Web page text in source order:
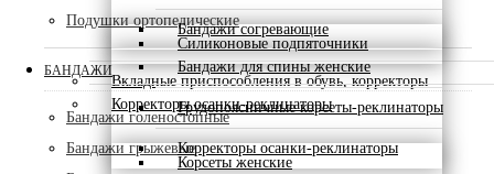
Бандажи согревающие
Вкладные приспособления в обувь, корректоры
Силиконовые подпяточники
Корректоры осанки-реклинаторы
Бандажи для спины женские
Грудопоясничные корсеты-реклинаторы
Корректоры осанки-реклинаторы
Корсеты женские
Подушки ортопедические
БАНДАЖИ
Бандажи голеностопные
Бандажи грыжевые